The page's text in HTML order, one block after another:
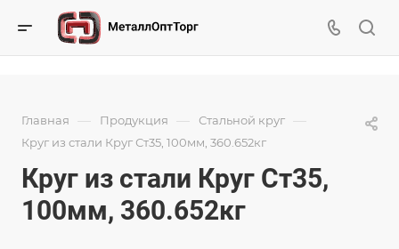
Главная — Продукция — Стальной круг —
Круг из стали Круг Ст35, 100мм, 360.652кг
Круг из стали Круг Ст35,
100мм, 360.652кг